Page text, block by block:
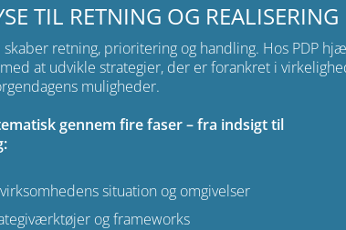
TIL RETNING OG REALISERING
retning, prioritering og handling. Hos PDP
at udvikle strategier, der er forankret i
muligheder.
gennem fire faser – fra indsigt til
situation og omgivelser
og frameworks